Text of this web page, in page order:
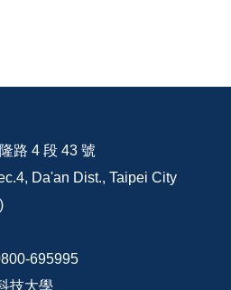
路 4 段 43 號
Da'an Dist., Taipei City
695995
技大學